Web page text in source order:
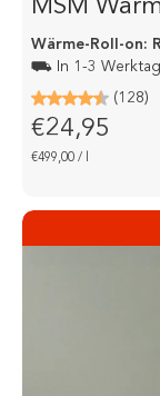
MSM
Wärme-Roll-on:
⛟ In 1-3
(128)
€24,95
€499,00 /